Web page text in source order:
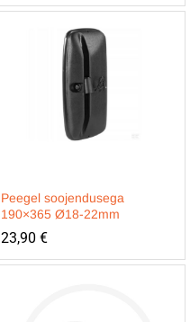
Peegel soojendusega
190×365 Ø18-22mm
23,90 €